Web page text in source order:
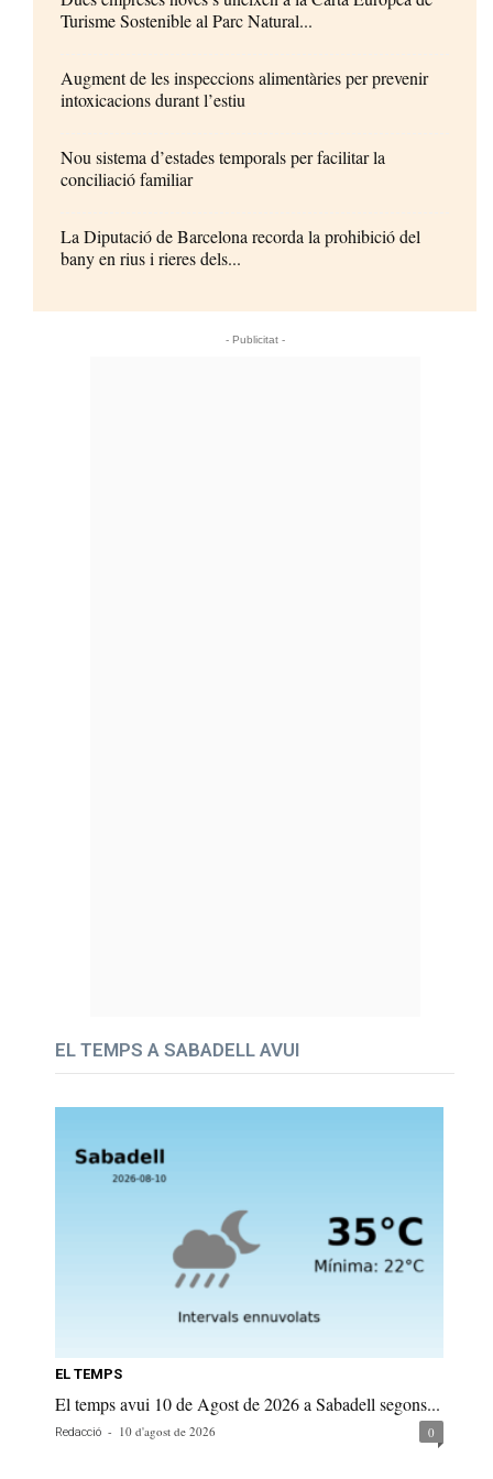
Turisme Sostenible al Parc Natural...
Augment de les inspeccions alimentàries per prevenir
intoxicacions durant l’estiu
Nou sistema d’estades temporals per facilitar la
conciliació familiar
La Diputació de Barcelona recorda la prohibició del
bany en rius i rieres dels...
- Publicitat -
EL TEMPS A SABADELL AVUI
EL TEMPS
El temps avui 10 de Agost de 2026 a Sabadell segons...
Redacció - 10 d'agost de 2026 0